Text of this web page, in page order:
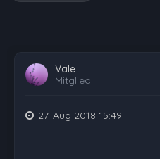
Vale
Mitglied
27. Aug 2018 15:49